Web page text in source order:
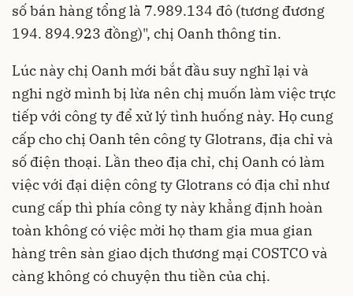
số bán hàng tổng là 7.989.134 đô (tương đương
194. 894.923 đồng)", chị Oanh thông tin.
Lúc này chị Oanh mới bắt đầu suy nghĩ lại và
nghi ngờ mình bị lừa nên chị muốn làm việc trực
tiếp với công ty để xử lý tình huống này. Họ cung
cấp cho chị Oanh tên công ty Glotrans, địa chỉ và
số điện thoại. Lần theo địa chỉ, chị Oanh có làm
việc với đại diện công ty Glotrans có địa chỉ như
cung cấp thì phía công ty này khẳng định hoàn
toàn không có việc mời họ tham gia mua gian
hàng trên sàn giao dịch thương mại COSTCO và
càng không có chuyện thu tiền của chị.